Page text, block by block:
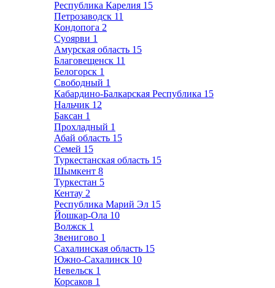
Республика Карелия 15
Петрозаводск 11
Кондопога 2
Суоярви 1
Амурская область 15
Благовещенск 11
Белогорск 1
Свободный 1
Кабардино-Балкарская Республика 15
Нальчик 12
Баксан 1
Прохладный 1
Абай область 15
Семей 15
Туркестанская область 15
Шымкент 8
Туркестан 5
Кентау 2
Республика Марий Эл 15
Йошкар-Ола 10
Волжск 1
Звенигово 1
Сахалинская область 15
Южно-Сахалинск 10
Невельск 1
Корсаков 1